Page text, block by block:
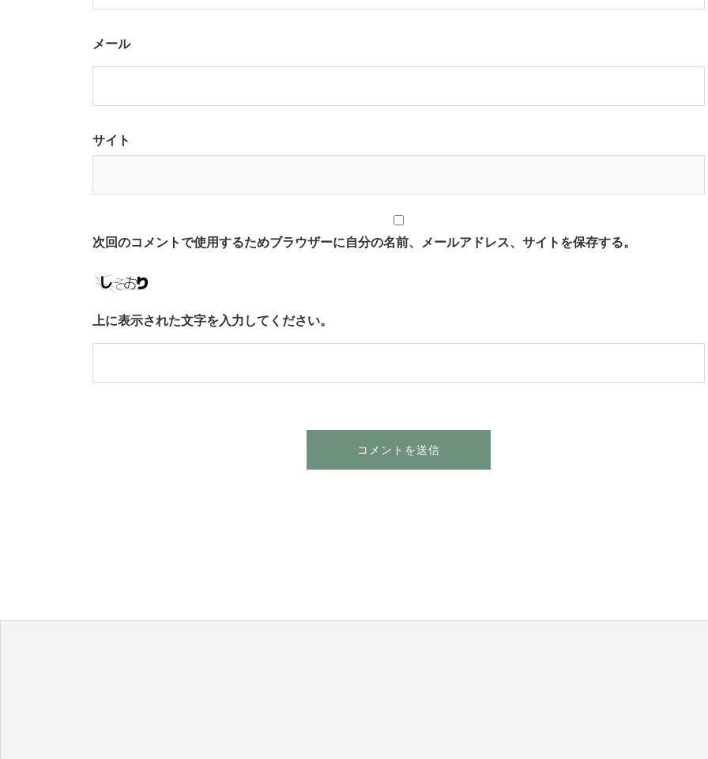
メール
サイト
次回のコメントで使用するためブラウザーに自分の名前、メールアドレス、サイトを保存する。
上に表示された文字を入力してください。